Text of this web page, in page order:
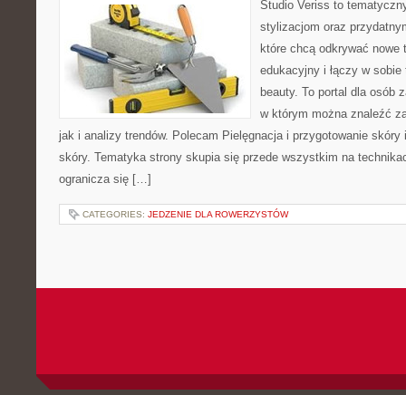
Studio Veriss to
stylizacjom oraz
które chcą odkrywać nowe
edukacyjny i łączy w
beauty. To portal dla osób
w którym można znaleźć
jak i analizy trendów. Polecam Pielęgnacja i przygotowanie
skóry. Tematyka strony skupia się przede wszystkim na
ogranicza się […]
CATEGORIES: JEDZENIE DLA ROWERZYSTÓW